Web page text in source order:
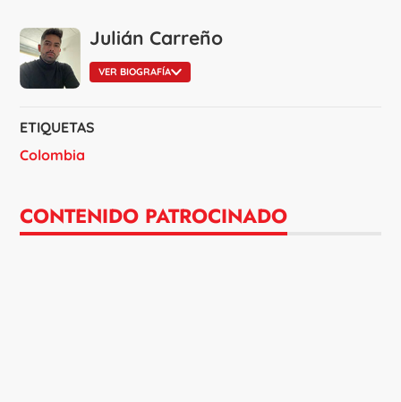
Julián Carreño
VER BIOGRAFÍA
ETIQUETAS
Colombia
CONTENIDO PATROCINADO